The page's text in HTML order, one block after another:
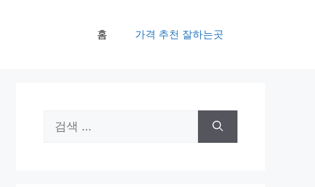
홈 가격 추천 잘하는곳
색: